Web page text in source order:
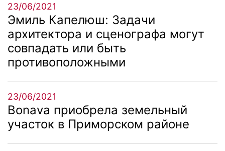
23/06/2021
Эмиль Капелюш: Задачи
архитектора и сценографа могут
совпадать или быть
противоположными
23/06/2021
Bonava приобрела земельный
участок в Приморском районе